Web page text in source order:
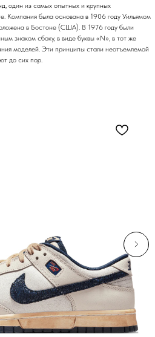
один из самых опытных и крупных
Компания была основана в 1906 году Уильямом
в Бостоне (США). В 1976 году были
знаком сбоку, в виде буквы «N», в тот же
моделей. Эти принципы стали неотъемлемой
до сих пор.